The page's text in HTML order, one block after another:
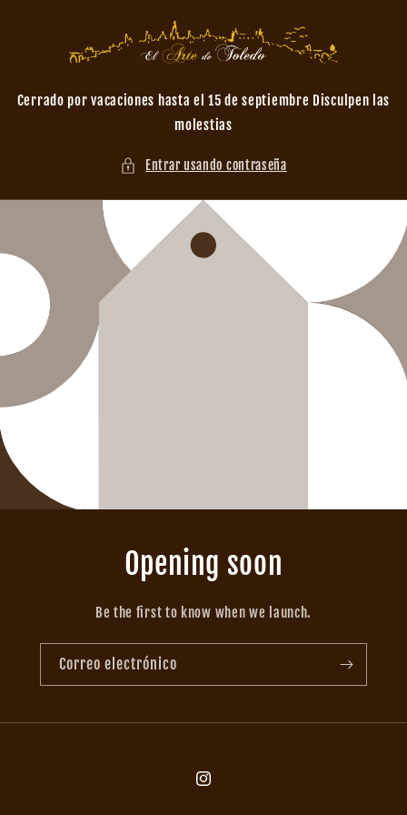
Cerrado por vacaciones hasta el 15 de septiembre Disculpen las
molestias
Entrar usando contraseña
Opening soon
Be the first to know when we launch.
Correo electrónico
Instagram